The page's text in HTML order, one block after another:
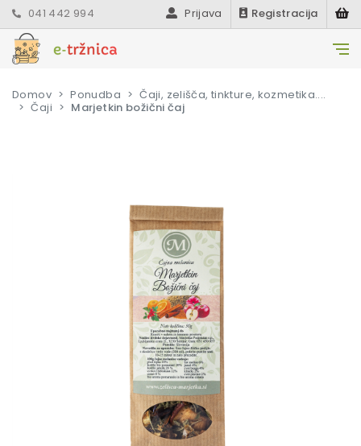
041 442 994 Prijava Registracija
Domov Ponudba
Čaji, zelišča, tinkture, kozmetika....
Čaji
Marjetkin božični čaj